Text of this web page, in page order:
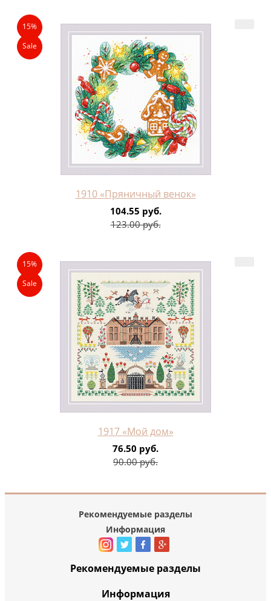
15%
Sale
1910 «Пряничный венок»
104.55 руб.
123.00 руб.
15%
Sale
1917 «Мой дом»
76.50 руб.
90.00 руб.
Рекомендуемые разделы
Информация
Рекомендуемые разделы
Информация